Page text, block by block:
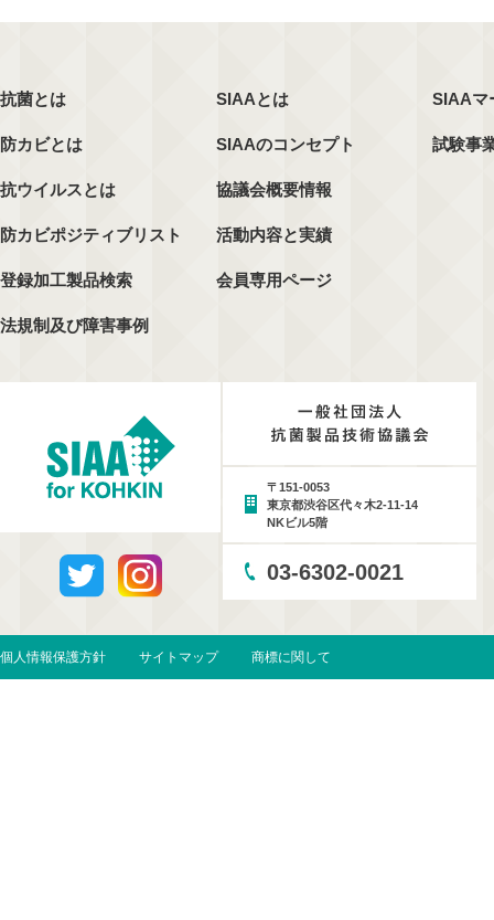
抗菌とは
防カビとは
抗ウイルスとは
防カビポジティブリスト
登録加工製品検索
法規制及び障害事例
SIAAとは
SIAAのコンセプト
協議会概要情報
活動内容と実績
会員専用ページ
SIAAマ
試験事
〒151-0053
東京都渋谷区代々木2-11-14
NKビル5階
03-6302-0021
個人情報保護方針 サイトマップ 商標に関して